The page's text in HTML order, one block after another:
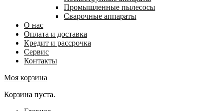
Промышленные пылесосы
Сварочные аппараты
О нас
Оплата и доставка
Кредит и рассрочка
Сервис
Контакты
Моя корзина
Корзина пуста.